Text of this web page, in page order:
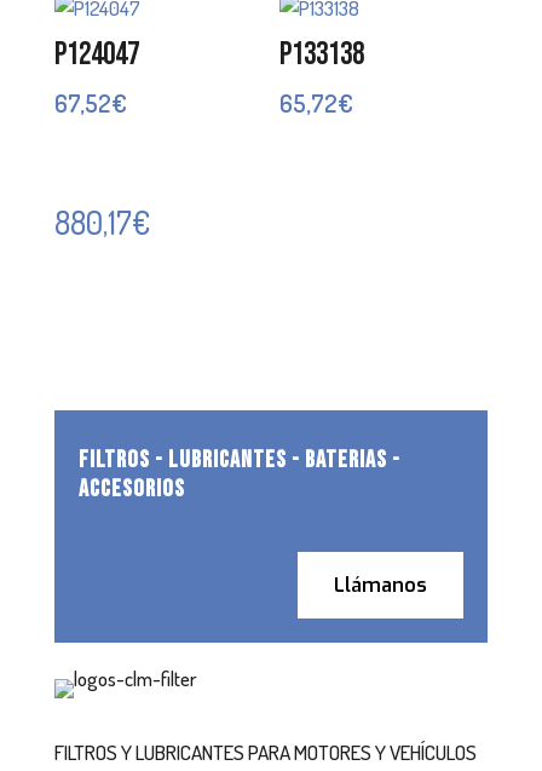
P124047
67,52€
P133138
65,72€
880,17€
FILTROS - LUBRICANTES - BATERIAS -
ACCESORIOS
Llámanos
FILTROS Y LUBRICANTES PARA MOTORES Y VEHÍCULOS